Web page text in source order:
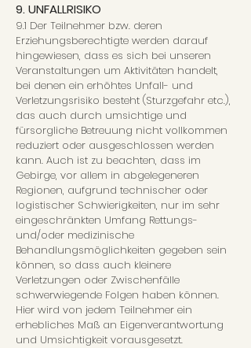
9. UNFALLRISIKO
9.1 Der Teilnehmer bzw. deren
Erziehungsberechtigte werden darauf
hingewiesen, dass es sich bei unseren
Veranstaltungen um Aktivitäten handelt,
bei denen ein erhöhtes Unfall- und
Verletzungsrisiko besteht (Sturzgefahr etc.),
das auch durch umsichtige und
fürsorgliche Betreuung nicht vollkommen
reduziert oder ausgeschlossen werden
kann. Auch ist zu beachten, dass im
Gebirge, vor allem in abgelegeneren
Regionen, aufgrund technischer oder
logistischer Schwierigkeiten, nur im sehr
eingeschränkten Umfang Rettungs-
und/oder medizinische
Behandlungsmöglichkeiten gegeben sein
können, so dass auch kleinere
Verletzungen oder Zwischenfälle
schwerwiegende Folgen haben können.
Hier wird von jedem Teilnehmer ein
erhebliches Maß an Eigenverantwortung
und Umsichtigkeit vorausgesetzt.